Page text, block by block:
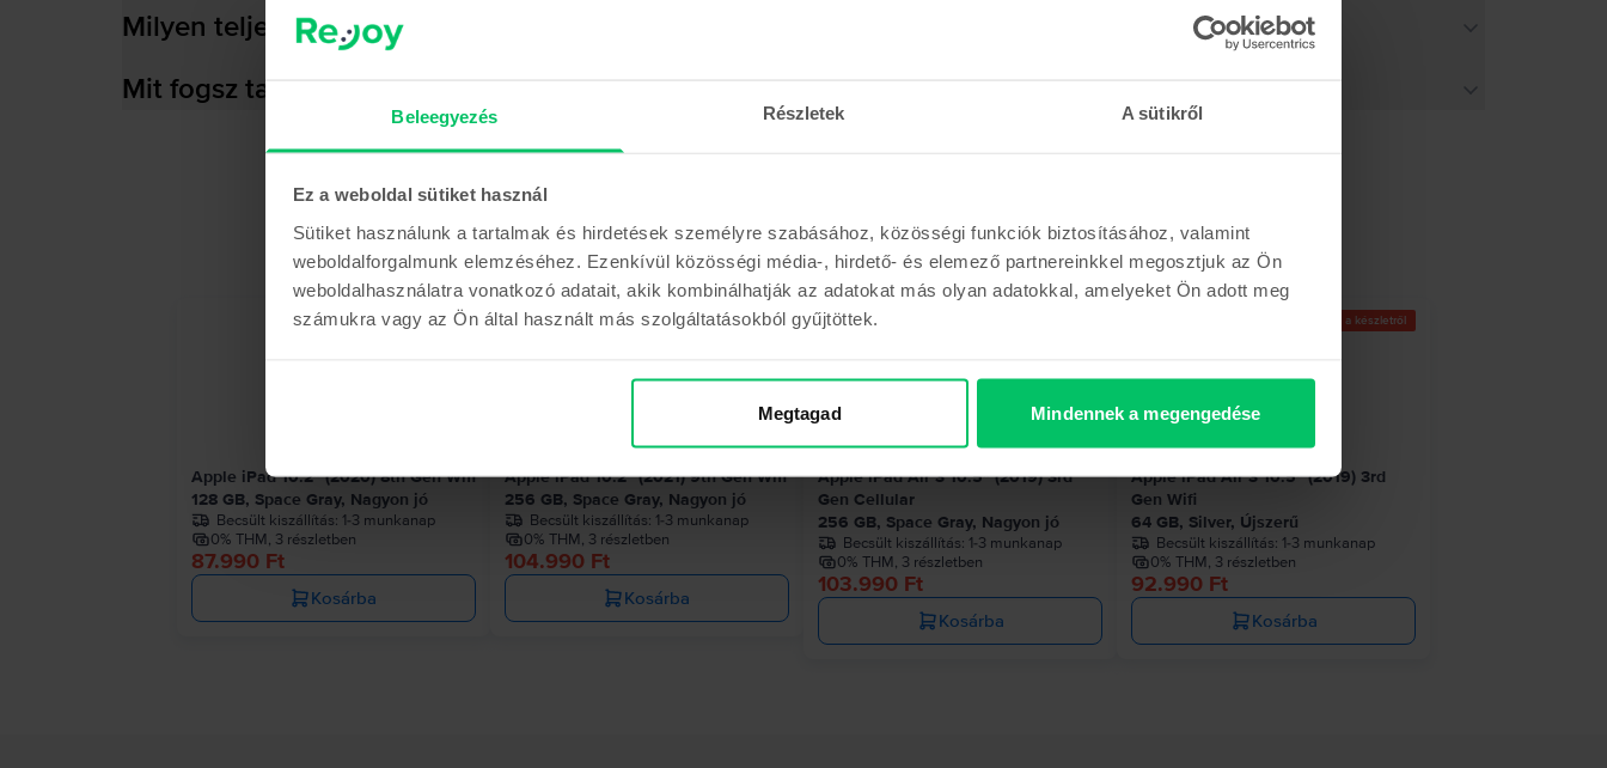
Beleegyezés Részletek A sütikről
Ez a weboldal sütiket használ
Sütiket használunk a tartalmak és hirdetések személyre szabásához, közösségi funkciók biztosításához, valamint
weboldalforgalmunk elemzéséhez. Ezenkívül közösségi média-, hirdető- és elemező partnereinkkel megosztjuk az Ön
weboldalhasználatra vonatkozó adatait, akik kombinálhatják az adatokat más olyan adatokkal, amelyeket Ön adott meg
számukra vagy az Ön által használt más szolgáltatásokból gyűjtöttek.
Megtagad Mindennek a megengedése
Milyen teljesítményre képes az akkumulátor?
Mit fogsz találni a dobozban?
Hasonló termékek
Apple iPad 10.2" (2020) 8th Gen Wifi
128 GB, Space Gray, Nagyon jó
Becsült kiszállítás: 1-3 munkanap
0% THM, 3 részletben
87.990 Ft
Kosárba
Apple iPad 10.2” (2021) 9th Gen Wifi
256 GB, Space Gray, Nagyon jó
Becsült kiszállítás: 1-3 munkanap
0% THM, 3 részletben
104.990 Ft
Kosárba
Apple iPad Air 3 10.5" (2019) 3rd
Gen Cellular
256 GB, Space Gray, Nagyon jó
Becsült kiszállítás: 1-3 munkanap
0% THM, 3 részletben
103.990 Ft
Kosárba
Az utolsó a készletről
Apple iPad Air 3 10.5" (2019) 3rd
Gen Wifi
64 GB, Silver, Újszerű
Becsült kiszállítás: 1-3 munkanap
0% THM, 3 részletben
92.990 Ft
Kosárba